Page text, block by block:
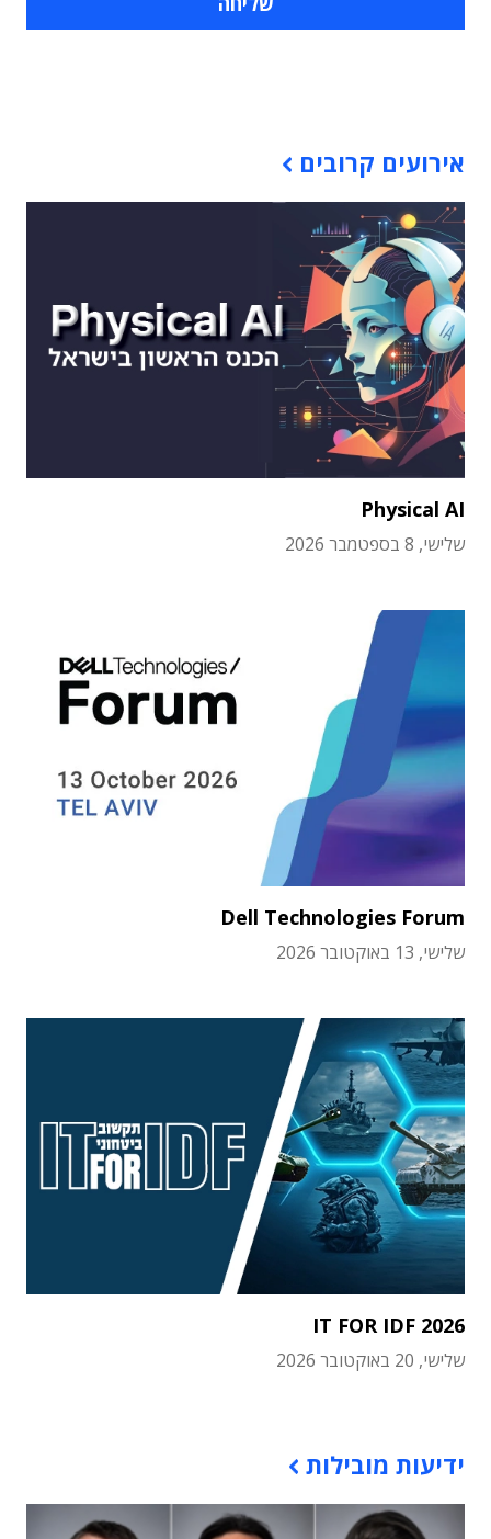
אירועים קרובים
Physical AI
שלישי, 8 בספטמבר 2026
Dell Technologies Forum
שלישי, 13 באוקטובר 2026
IT FOR IDF 2026
שלישי, 20 באוקטובר 2026
ידיעות מובילות